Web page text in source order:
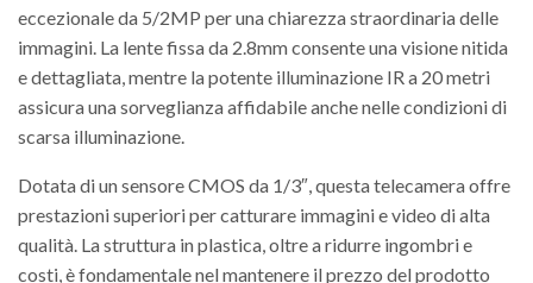
eccezionale da 5/2MP per una chiarezza straordinaria delle
immagini. La lente fissa da 2.8mm consente una visione nitida
e dettagliata, mentre la potente illuminazione IR a 20 metri
assicura una sorveglianza affidabile anche nelle condizioni di
scarsa illuminazione.
Dotata di un sensore CMOS da 1/3″, questa telecamera offre
prestazioni superiori per catturare immagini e video di alta
qualità. La struttura in plastica, oltre a ridurre ingombri e
costi, è fondamentale nel mantenere il prezzo del prodotto